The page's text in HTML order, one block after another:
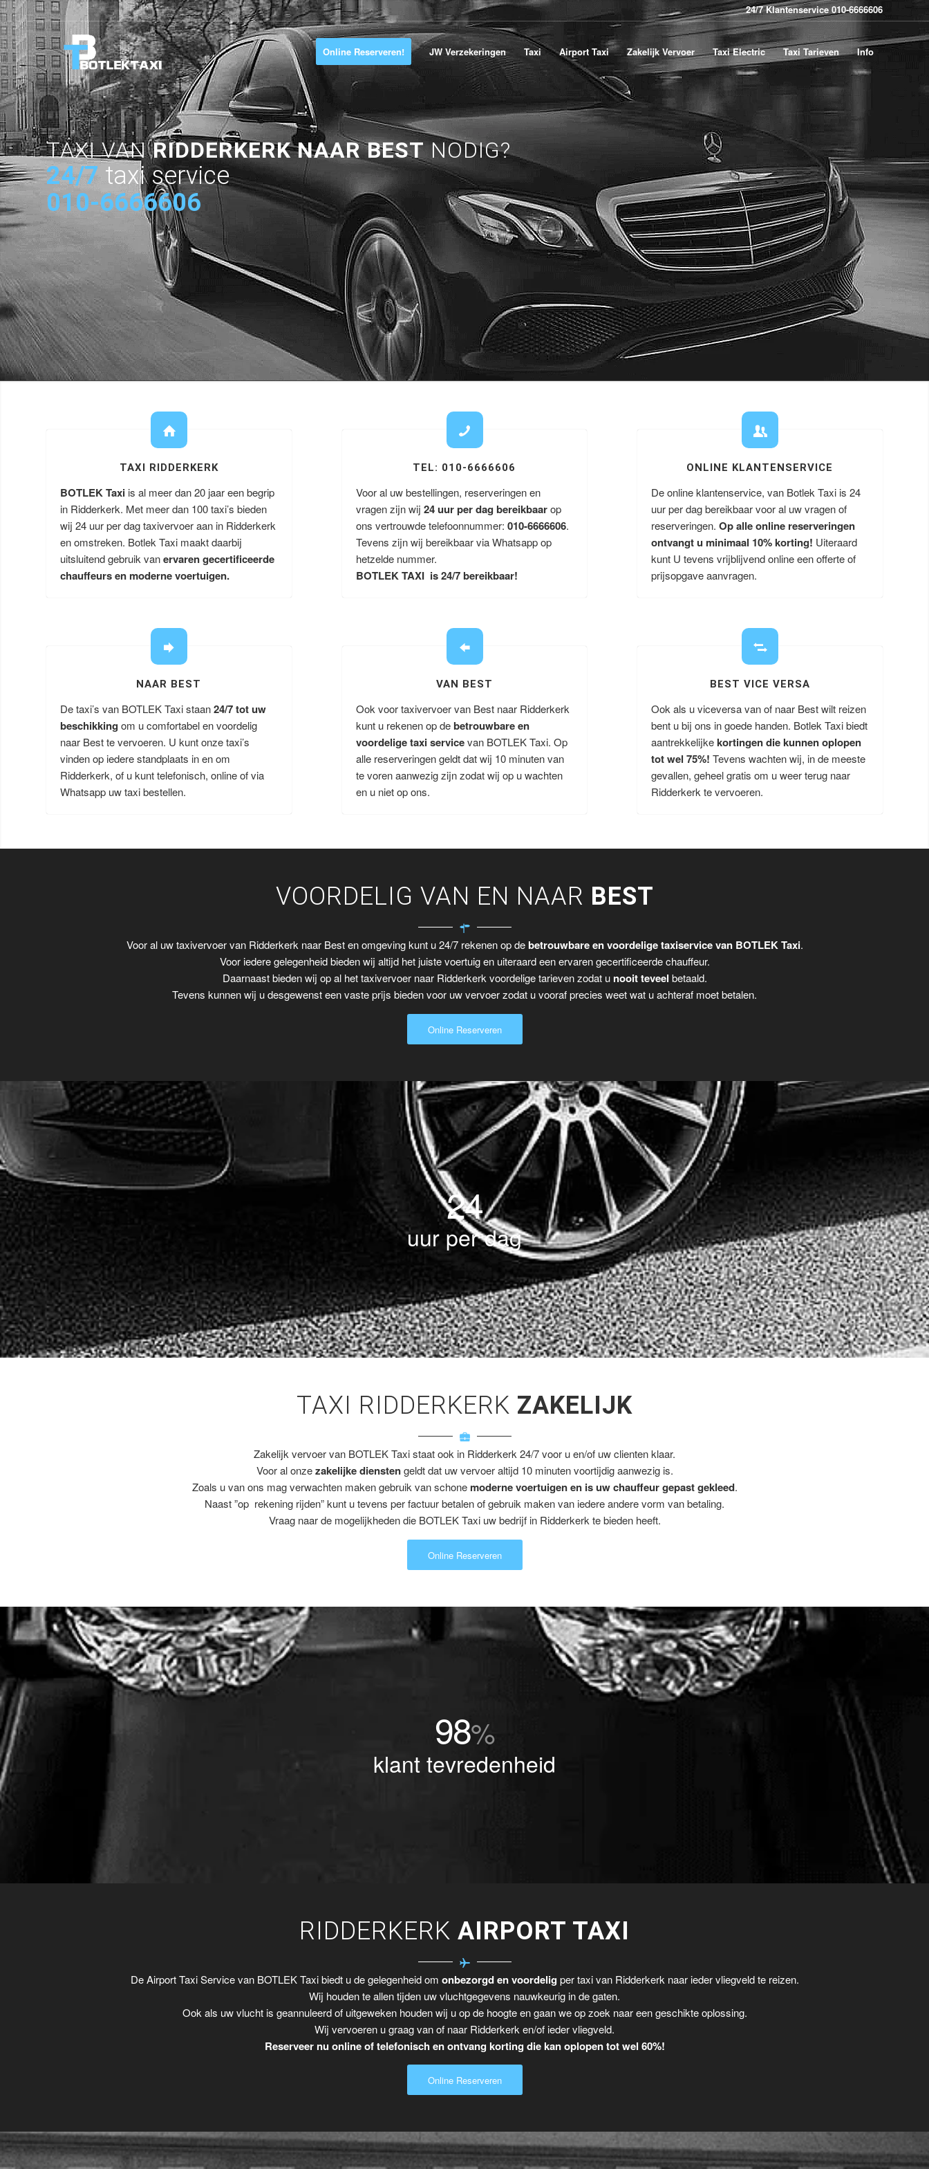
24/7 Klantenservice 010-6666606
Online Reserveren! JW Verzekeringen Taxi Airport Taxi Zakelijk Vervoer Taxi Electric Taxi Tarieven Info
TAXI VANRIDDERKERK NAAR BESTNODIG?
24/7 taxi service
010-6666606
TAXI RIDDERKERK
BOTLEK Taxi is al meer dan 20 jaar een begrip
in Ridderkerk. Met meer dan 100 taxi’s bieden
wij 24 uur per dag taxivervoer aan in Ridderkerk
en omstreken. Botlek Taxi maakt daarbij
uitsluitend gebruik vanervaren gecertificeerde
chauffeurs en moderne voertuigen.
TEL: 010-6666606
Voor al uw bestellingen, reserveringen en
vragen zijn wij 24 uur per dag bereikbaarop
ons vertrouwde telefoonnummer: 010-6666606.
Tevens zijn wij bereikbaar via Whatsapp op
hetzelde nummer.
BOTLEK TAXI is 24/7 bereikbaar!
ONLINE KLANTENSERVICE
De online klantenservice, van Botlek Taxi is 24
uur per dag bereikbaar voor al uw vragen of
reserveringen.Op alle online reserveringen
ontvangt u minimaal 10% korting! Uiteraard
kunt U tevens vrijblijvend online een offerte of
prijsopgave aanvragen.
NAAR BEST
De taxi’s van BOTLEK Taxi staan24/7 tot uw
beschikking om u comfortabel en voordelig
naar Best te vervoeren. U kunt onze taxi’s
vinden op iedere standplaats in en om
Ridderkerk, of u kunt telefonisch, online of via
Whatsapp uw taxi bestellen.
VAN BEST
Ook voor taxivervoer van Best naar Ridderkerk
kunt u rekenen op debetrouwbare en
voordelige taxi servicevan BOTLEK Taxi. Op
alle reserveringen geldt dat wij 10 minuten van
te voren aanwezig zijn zodat wij op u wachten
en u niet op ons.
BEST VICE VERSA
Ook als u viceversa van of naar Best wilt reizen
bent u bij ons in goede handen. Botlek Taxi biedt
aantrekkelijkekortingen die kunnen oplopen
tot wel 75%!Tevens wachten wij, in de meeste
gevallen, geheel gratis om u weer terug naar
Ridderkerk te vervoeren.
VOORDELIG VAN EN NAAR BEST
Voor al uw taxivervoer van Ridderkerk naar Best en omgeving kunt u 24/7 rekenen op debetrouwbare en voordelige taxiservice van BOTLEK Taxi.
Voor iedere gelegenheid bieden wij altijd het juiste voertuig en uiteraard een ervaren gecertificeerde chauffeur.
Daarnaast bieden wij op al het taxivervoer naar Ridderkerk voordelige tarieven zodat u nooit teveel betaald.
Tevens kunnen wij u desgewenst een vaste prijs bieden voor uw vervoer zodat u vooraf precies weet wat u achteraf moet betalen.
Online Reserveren
24
uur per dag
TAXI RIDDERKERK ZAKELIJK
Zakelijk vervoer van BOTLEK Taxi staat ook in Ridderkerk 24/7 voor u en/of uw clienten klaar.
Voor al onzezakelijke dienstengeldt dat uw vervoer altijd 10 minuten voortijdig aanwezig is.
Zoals u van ons mag verwachten maken gebruik van schone moderne voertuigen en is uw chauffeur gepast gekleed.
Naast ”op rekening rijden” kunt u tevens per factuur betalen of gebruik maken van iedere andere vorm van betaling.
Vraag naar de mogelijkheden die BOTLEK Taxi uw bedrijf in Ridderkerk te bieden heeft.
Online Reserveren
98%
klant tevredenheid
RIDDERKERK AIRPORT TAXI
De Airport Taxi Service van BOTLEK Taxi biedt u de gelegenheid om onbezorgd en voordelig per taxi van Ridderkerk naar ieder vliegveld te reizen.
Wij houden te allen tijden uw vluchtgegevens nauwkeurig in de gaten.
Ook als uw vlucht is geannuleerd of uitgeweken houden wij u op de hoogte en gaan we op zoek naar een geschikte oplossing.
Wij vervoeren u graag van of naar Ridderkerk en/of ieder vliegveld.
Reserveer nu online of telefonisch en ontvang korting die kan oplopen tot wel 60%!
Online Reserveren